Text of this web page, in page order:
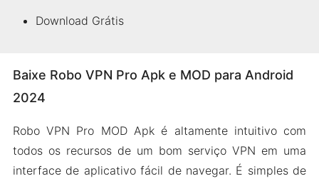
Download Grátis
Baixe Robo VPN Pro Apk e MOD para Android
2024
Robo VPN Pro MOD Apk é altamente intuitivo com
todos os recursos de um bom serviço VPN em uma
interface de aplicativo fácil de navegar. É simples de